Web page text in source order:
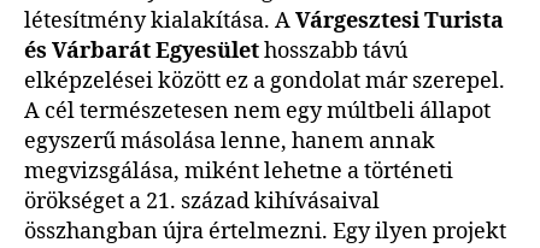
létesítmény kialakítása. AVárgesztesi Turista
és Várbarát Egyesülethosszabb távú
elképzelései között ez a gondolat már szerepel.
A cél természetesen nem egy múltbeli állapot
egyszerű másolása lenne, hanem annak
megvizsgálása, miként lehetne a történeti
örökséget a 21. század kihívásaival
összhangban újra értelmezni. Egy ilyen projekt